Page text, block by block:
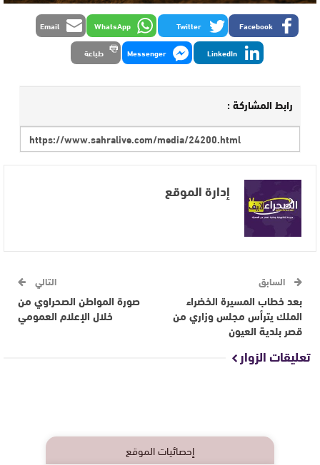
Facebook
Twitter
WhatsApp
Email
LinkedIn
Messenger طباعة
رابط المشاركة :
إدارة الموقع
السابق
بعد خطاب المسيرة الخضراء
الملك يترأس مجلس وزاري من
قصر بلدية العيون
التالي
صورة المواطن الصحراوي من
خلال الإعلام العمومي
تعليقات الزوار
إحصائيات الموقع